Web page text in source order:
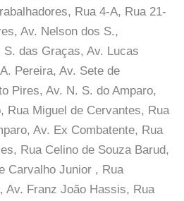
Rua 4-A, Rua 21-
Av. Nelson dos S.,
das Graças, Av. Lucas
Pereira, Av. Sete de
Pires, Av. N. S. do Amparo,
Rua Miguel de Cervantes, Rua
Av. Ex Combatente, Rua
Rua Celino de Souza Barud,
Carvalho Junior , Rua
Av. Franz João Hassis, Rua